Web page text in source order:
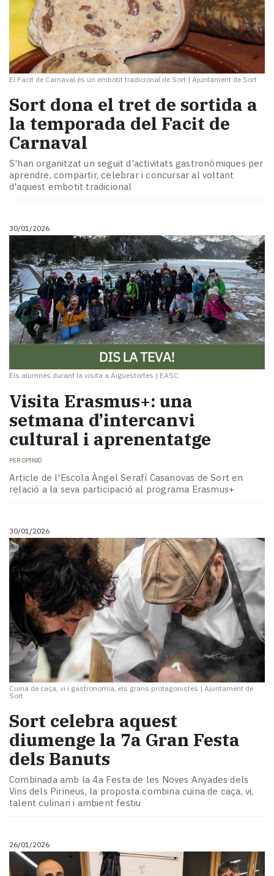
El Facit de Carnaval és un embotit tradicional de Sort | Ajuntament de Sort
Sort dona el tret de sortida a
la temporada del Facit de
Carnaval
S'han organitzat un seguit d'activitats gastronòmiques per
aprendre, compartir, celebrar i concursar al voltant
d'aquest embotit tradicional
30/01/2026
Els alumnes durant la visita a Aigüestortes | EASC
Visita Erasmus+: una
setmana d’intercanvi
cultural i aprenentatge
PER OPINIÓ
Article de l'Escola Àngel Serafí Casanovas de Sort en
relació a la seva participació al programa Erasmus+
30/01/2026
Cuina de caça, vi i gastronomia, els grans protagonistes | Ajuntament de
Sort
Sort celebra aquest
diumenge la 7a Gran Festa
dels Banuts
Combinada amb la 4a Festa de les Noves Anyades dels
Vins dels Pirineus, la proposta combina cuina de caça, vi,
talent culinari i ambient festiu
26/01/2026